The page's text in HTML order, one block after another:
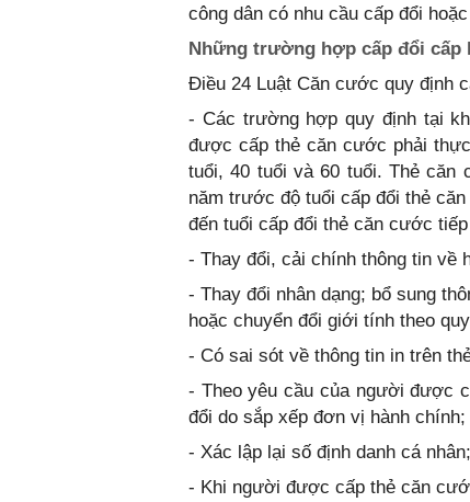
công dân có nhu cầu cấp đổi
Những trường hợp cấp đổi cấp
Điều 24 Luật Căn cước quy định
- Các trường hợp quy định tại
được cấp thẻ căn cước phải
tuổi, 40 tuổi và 60 tuổi. Thẻ
năm trước độ tuổi cấp đổi thẻ
đến tuổi cấp đổi thẻ căn cước
- Thay đổi, cải chính thông tin về
- Thay đổi nhân dạng; bổ sung
hoặc chuyển đổi giới tính theo
- Có sai sót về thông tin in trên
- Theo yêu cầu của người được
đổi do sắp xếp đơn vị hành chính;
- Xác lập lại số định danh cá nhân;
- Khi người được cấp thẻ căn